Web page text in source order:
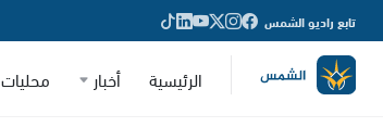
تابع راديو الشمس
الرئيسية أخبار محليات